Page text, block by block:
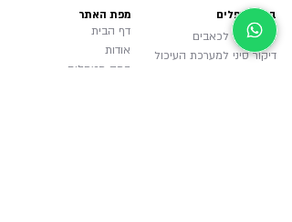
מפת האתר
דף הבית
אודות
במה מטפלים
במה מטפלים
דיקור סיני לכאבים
דיקור סיני למערכת העיכול